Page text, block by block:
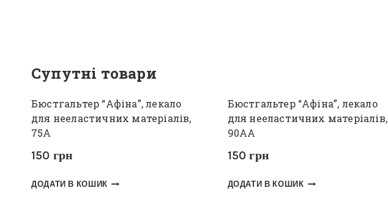
Супутні товари
Бюстгальтер “Афіна”, лекало
для нееластичних матеріалів,
75А
150 грн
ДОДАТИ В КОШИК
Бюстгальтер “Афіна”, лекало
для нееластичних матеріалів,
90АА
150грн
ДОДАТИ В КОШИК